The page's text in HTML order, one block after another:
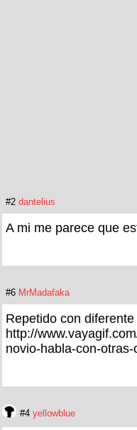
#2 dantelius
A mi me parece que
#6 MrMadafaka
Repetido con
http://
novio-habla-con-otras-
#4 yellowblue